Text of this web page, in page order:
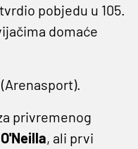
pobjedu u 105.
domaće
(Arenasport).
privremenog
, ali prvi